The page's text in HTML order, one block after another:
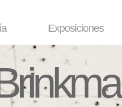
Exposiciones